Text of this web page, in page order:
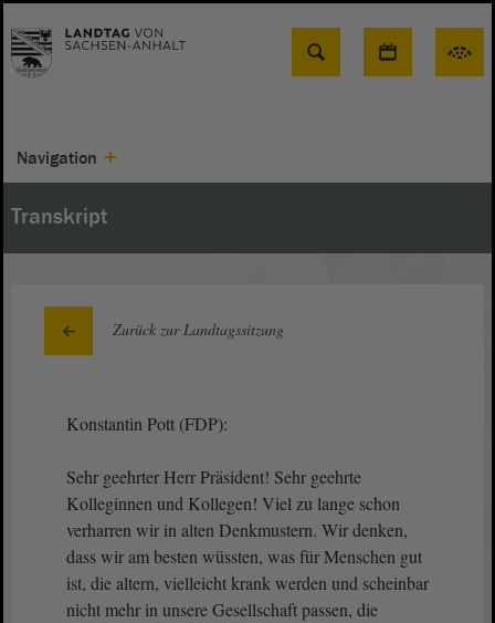
Suche
Navigation
Transkript
Zurück zur Landtagssitzung
Konstantin Pott (FDP):
Sehr geehrter Herr Präsident! Sehr geehrte
Kolleginnen und Kollegen! Viel zu lange schon
verharren wir in alten Denkmustern. Wir denken,
dass wir am besten wüssten, was für Menschen gut
ist, die altern, vielleicht krank werden und scheinbar
nicht mehr in unsere Gesellschaft passen, die